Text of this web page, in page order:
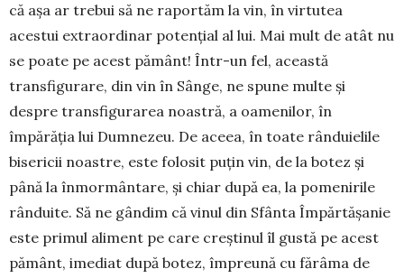
că așa ar trebui să ne raportăm la vin, în vir­tu­tea
acestui extraordinar potențial al lui. Mai mult de atât nu
se poate pe acest pământ! Într-un fel, această
transfigurare, din vin în Sânge, ne spune mul­te și
despre transfigurarea noastră, a oa­menilor, în
împărăția lui Dumnezeu. De aceea, în toate rân­duielile
bisericii noastre, este folosit puțin vin, de la botez și
până la înmormântare, și chiar după ea, la pomenirile
rân­duite. Să ne gândim că vinul din Sfânta Îm­părtășanie
este primul aliment pe care creș­tinul îl gustă pe acest
pământ, imediat după botez, împreună cu fărâma de